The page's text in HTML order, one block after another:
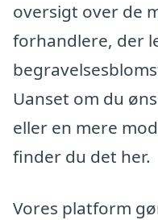
oversigt over de
forhandlere, der
Uanset om du
eller en mere
finder du det her.
Vores platform